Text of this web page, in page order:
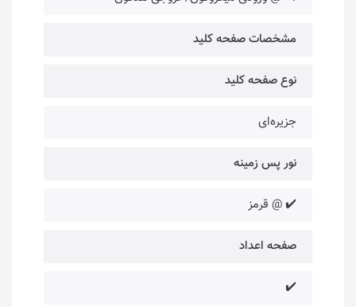
مشخصات صفحه کلید
نوع صفحه کلید
جزیره‌ای
نور پس زمینه
✔️ @ قرمز
صفحه اعداد
✔️